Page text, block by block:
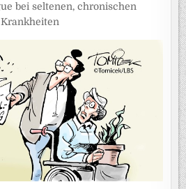
bei seltenen, chronischen
Krankheiten